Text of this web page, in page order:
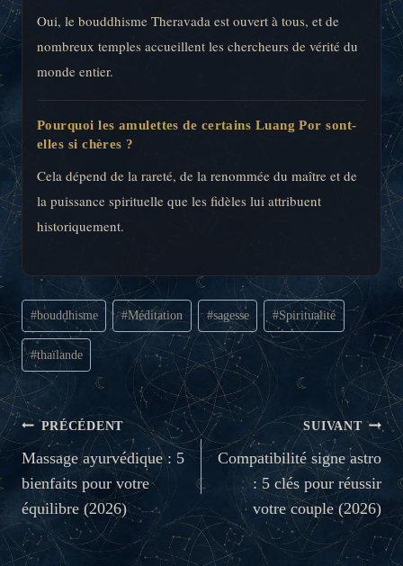
Oui, le bouddhisme Theravada est ouvert à tous, et de
nombreux temples accueillent les chercheurs de vérité du
monde entier.
Pourquoi les amulettes de certains Luang Por sont-
elles si chères ?
Cela dépend de la rareté, de la renommée du maître et de
la puissance spirituelle que les fidèles lui attribuent
historiquement.
Étiquettes
de
la
publication :
#bouddhisme #Méditation #sagesse #Spiritualité
#thaïlande
NAVIGATION
DE
L’ARTICLE
PRÉCÉDENT
Massage ayurvédique : 5
bienfaits pour votre
équilibre (2026)
SUIVANT
Compatibilité signe astro
: 5 clés pour réussir
votre couple (2026)